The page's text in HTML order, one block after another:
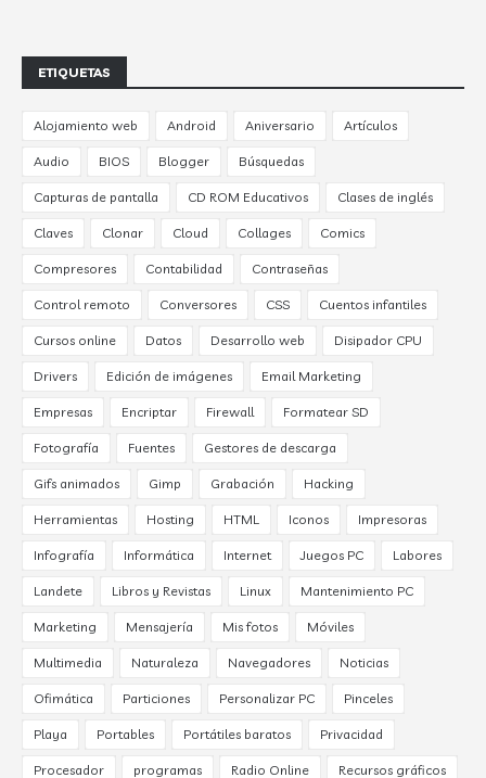
ETIQUETAS
Alojamiento web Android Aniversario Artículos
Audio BIOS Blogger Búsquedas
Capturas de pantalla CD ROM Educativos Clases de inglés
Claves Clonar Cloud Collages Comics
Compresores Contabilidad Contraseñas
Control remoto Conversores CSS Cuentos infantiles
Cursos online Datos Desarrollo web Disipador CPU
Drivers Edición de imágenes Email Marketing
Empresas Encriptar Firewall Formatear SD
Fotografía Fuentes Gestores de descarga
Gifs animados Gimp Grabación Hacking
Herramientas Hosting HTML Iconos Impresoras
Infografía Informática Internet Juegos PC Labores
Landete Libros y Revistas Linux Mantenimiento PC
Marketing Mensajería Mis fotos Móviles
Multimedia Naturaleza Navegadores Noticias
Ofimática Particiones Personalizar PC Pinceles
Playa Portables Portátiles baratos Privacidad
Procesador programas Radio Online Recursos gráficos